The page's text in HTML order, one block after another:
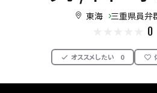
東海 三重県員弁
0
オススメしたい 0